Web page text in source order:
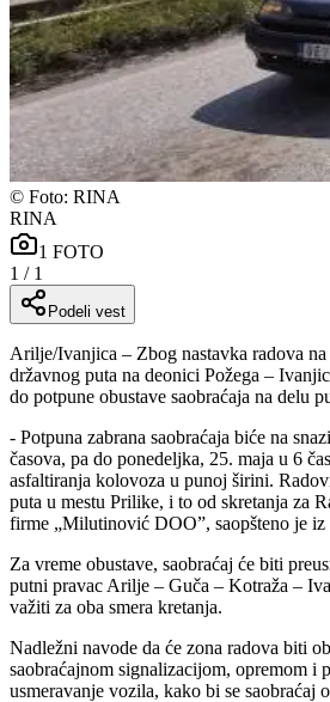
© Foto: RINA
RINA
1 FOTO
1 / 1
Podeli vest
Arilje/Ivanjica – Zbog nastavka radova
državnog puta na deonici Požega –
do potpune obustave saobraćaja na delu
- Potpuna zabrana saobraćaja biće na
časova, pa do ponedeljka, 25. maja u 6
asfaltiranja kolovoza u punoj širini.
puta u mestu Prilike, i to od skretanja za
firme „Milutinović DOO”, saopšteno je iz
Za vreme obustave, saobraćaj će biti
putni pravac Arilje – Guča – Kotraža –
važiti za oba smera kretanja.
Nadležni navode da će zona radova biti
saobraćajnom signalizacijom, opremom i
usmeravanje vozila, kako bi se saobraćaj